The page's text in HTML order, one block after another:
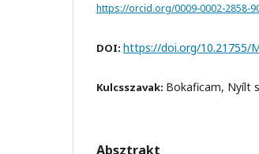
https://orcid.org/0009-0002-2858-
DOI: https://doi.org/10.21755/
Kulcsszavak: Bokaficam, Nyílt
Absztrakt